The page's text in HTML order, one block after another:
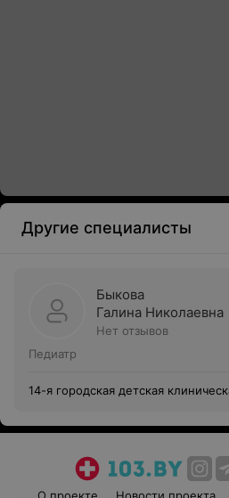
Другие специалисты
Быкова
Галина Николаевна
Нет отзывов
Педиатр
14-я городская детская